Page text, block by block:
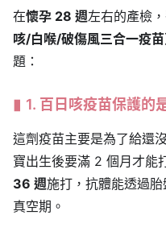
在懷孕 28 週左右的產檢
咳/白喉/破傷風三合一疫苗
題：
1. 百日咳疫苗保護的
這劑疫苗主要是為了給還
寶出生後要滿 2 個月才能
36 週施打，抗體能透過
真空期。